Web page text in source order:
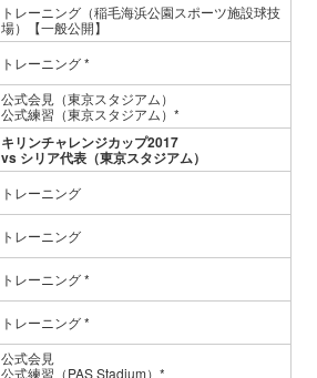
トレーニング（稲毛海浜公園スポーツ施設球技
場）【一般公開】
トレーニング *
公式会見（東京スタジアム）
公式練習（東京スタジアム）*
キリンチャレンジカップ2017
vs シリア代表（東京スタジアム）
トレーニング
トレーニング
トレーニング *
トレーニング *
公式会見
公式練習（PAS Stadium）*